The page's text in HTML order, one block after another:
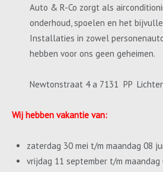
Auto & R-Co zorgt als
onderhoud, spoelen en het
Installaties in zowel
hebben voor ons geen geheimen.
Newtonstraat 4 a 7131 PP
Wij hebben vakantie van:
zaterdag 30 mei t/m maandag 08
vrijdag 11 september t/m